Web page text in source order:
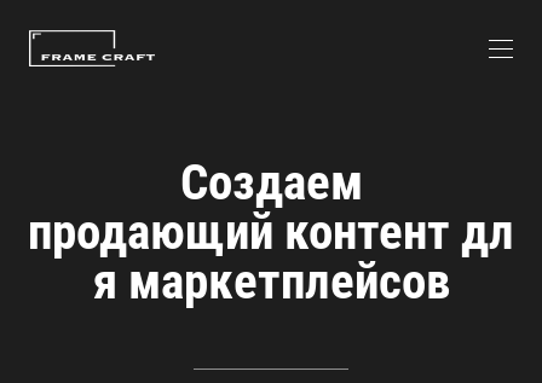
Создаем
продающий контент дл
я маркетплейсов